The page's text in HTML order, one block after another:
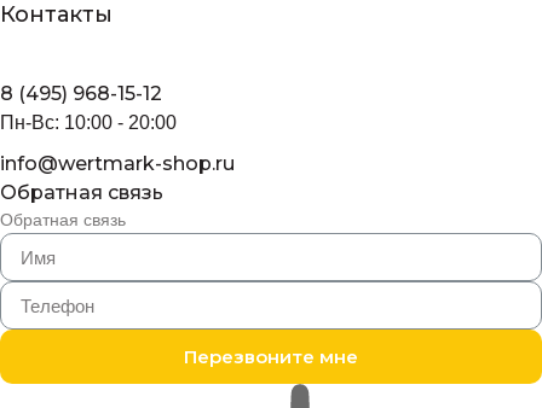
Контакты
8 (495) 968-15-12
Пн-Вс: 10:00 - 20:00
info@wertmark-shop.ru
Обратная связь
Обратная связь
Перезвоните мне